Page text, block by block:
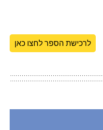
לרכישת הספר לחצו כאן